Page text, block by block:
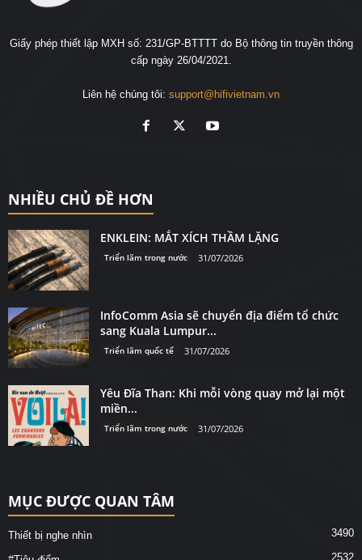
Giấy phép thiết lập MXH số: 231/GP-BTTTT do Bộ thông tin truyền thông
cấp ngày 26/04/2021.
Liên hệ chúng tôi: support@hifivietnam.vn
NHIỀU CHỦ ĐỀ HƠN
ENKLEIN: MẮT XÍCH THẦM LẶNG
Triển lãm trong nước 31/07/2026
InfoComm Asia sẽ chuyển địa điểm tổ chức
sang Kuala Lumpur...
Triển lãm quốc tế 31/07/2026
Yêu Đĩa Than: Khi mỗi vòng quay mở lại một
miền...
Triển lãm trong nước 31/07/2026
MỤC ĐƯỢC QUAN TÂM
Thiết bị nghe nhìn 3490
2532